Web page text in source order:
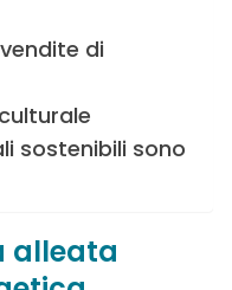
di
sostenibili sono
alleata